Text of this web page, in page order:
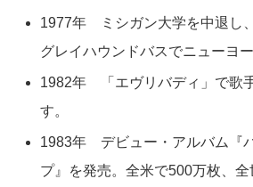
1977年 ミシガン大学を中退し
グレイハウンドバスでニューヨー
1982年 「エヴリバディ」で歌
す。
1983年 デビュー・アルバム『
プ』を発売。全米で500万枚、